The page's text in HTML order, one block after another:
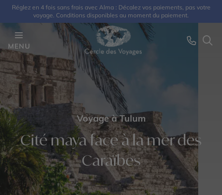
Réglez en 4 fois sans frais avec Alma : Décalez vos paiements, pas votre
voyage. Conditions disponibles au moment du paiement.
MENU
Voyage à Tulum
Cité maya face à la mer des
Caraïbes